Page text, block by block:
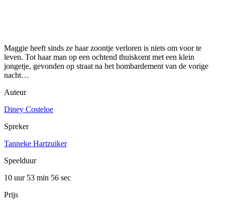
Maggie heeft sinds ze haar zoontje verloren is niets om voor te
leven. Tot haar man op een ochtend thuiskomt met een klein
jongetje, gevonden op straat na het bombardement van de vorige
nacht…
Auteur
Diney Costeloe
Spreker
Tanneke Hartzuiker
Speelduur
10 uur 53 min 56 sec
Prijs